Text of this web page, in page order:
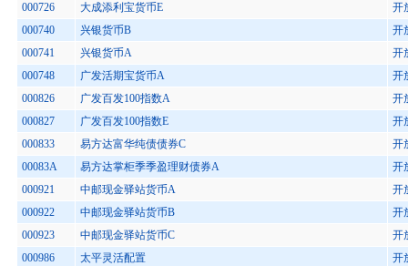
000726
大成添利宝货币E
开
000740
兴银货币B
开
000741
兴银货币A
开
000748
广发活期宝货币A
开
000826
广发百发100指数A
开
000827
广发百发100指数E
开
000833
易方达富华纯债债券C
开
00083A
易方达掌柜季季盈理财债券A
开
000921
中邮现金驿站货币A
开
000922
中邮现金驿站货币B
开
000923
中邮现金驿站货币C
开
000986
太平灵活配置
开